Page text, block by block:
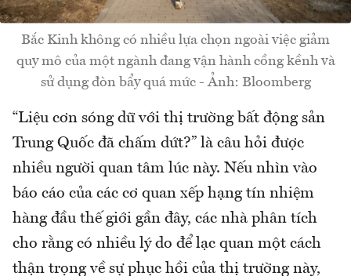
Bắc Kinh không có nhiều lựa chọn ngoài việc giảm
quy mô của một ngành đang vận hành cồng kềnh và
sử dụng đòn bẩy quá mức - Ảnh: Bloomberg
“Liệu cơn sóng dữ với thị trường bất động sản
Trung Quốc đã chấm dứt?” là câu hỏi được
nhiều người quan tâm lúc này. Nếu nhìn vào
báo cáo của các cơ quan xếp hạng tín nhiệm
hàng đầu thế giới gần đây, các nhà phân tích
cho rằng có nhiều lý do để lạc quan một cách
thận trọng về sự phục hồi của thị trường này,